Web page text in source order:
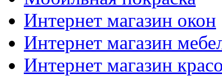
Интернет магазин окон
Интернет магазин
Интернет магазин